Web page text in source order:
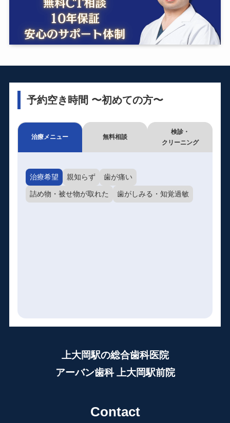
予約空き時間 〜初めての方〜
治療メニュー 無料相談
検診・
クリーニング
治療希望 親知らず 歯が痛い
詰め物・被せ物が取れた 歯がしみる・知覚過敏
上大岡駅の総合歯科医院
アーバン歯科 上大岡駅前院
Contact